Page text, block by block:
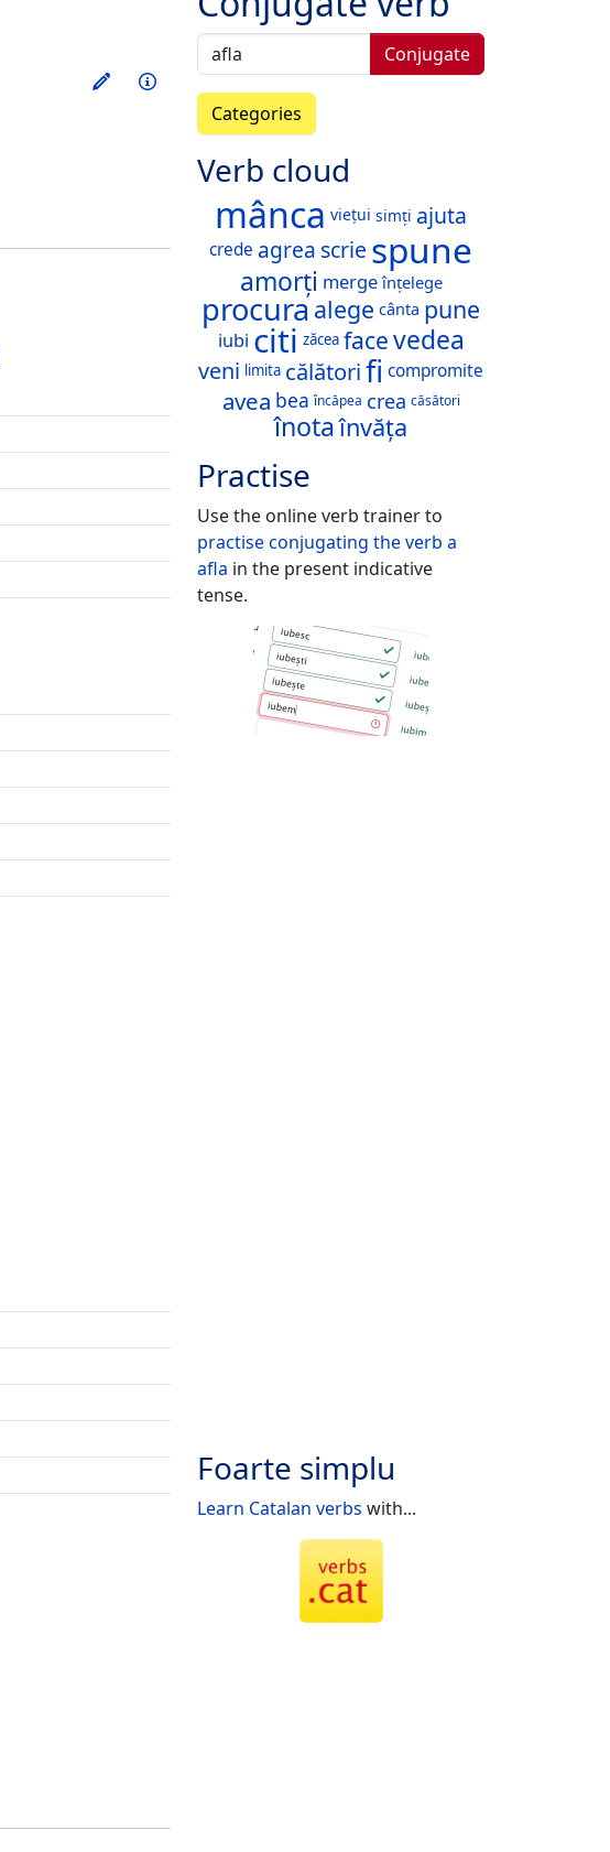
Train this verb
Info
Conjugate
Categories
Verb cloud
mânca viețui simți ajuta
crede agrea scrie spune
amorți merge înțelege
procuraalege cânta pune
iubi citi zăcea facevedea
veni limita călătorifi compromite
avea bea încăpea crea căsători
înotaînvăța
Practise
Use the online verb trainer to
practise conjugating the verb a
afla in the present indicative
tense.
Foarte simplu
Learn Catalan verbs with...